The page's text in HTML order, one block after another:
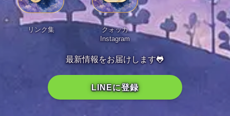
リンク集
クォッカ
Instagram
最新情報をお届けします🐸
LINEに登録